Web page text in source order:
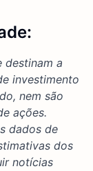
destinam a
investimento
nem são
ações.
dados de
dos
notícias